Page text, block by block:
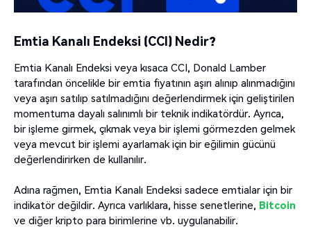
Emtia Kanalı Endeksi (CCI) Nedir?
Emtia Kanalı Endeksi veya kısaca CCI, Donald Lamber
tarafından öncelikle bir emtia fiyatının aşırı alınıp alınmadığını
veya aşırı satılıp satılmadığını değerlendirmek için geliştirilen
momentuma dayalı salınımlı bir teknik indikatördür. Ayrıca,
bir işleme girmek, çıkmak veya bir işlemi görmezden gelmek
veya mevcut bir işlemi ayarlamak için bir eğilimin gücünü
değerlendirirken de kullanılır.
Adına rağmen, Emtia Kanalı Endeksi sadece emtialar için bir
indikatör değildir. Ayrıca varlıklara, hisse senetlerine, Bitcoin
ve diğer kripto para birimlerine vb. uygulanabilir.